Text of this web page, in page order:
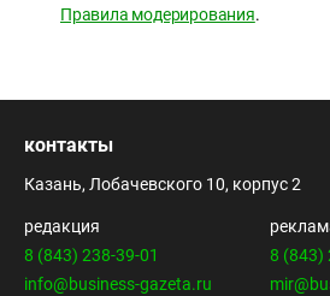
Правила модерирования.
контакты
Казань, Лобачевского 10, корпус 2
редакция
8 (843) 238-39-01
info@business-gazeta.ru
8 (843)